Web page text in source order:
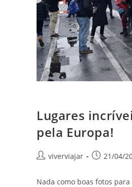
Lugares
pela Europa!
Autor
post:
viverviajar
Post21/04/
Nada como boas fotos